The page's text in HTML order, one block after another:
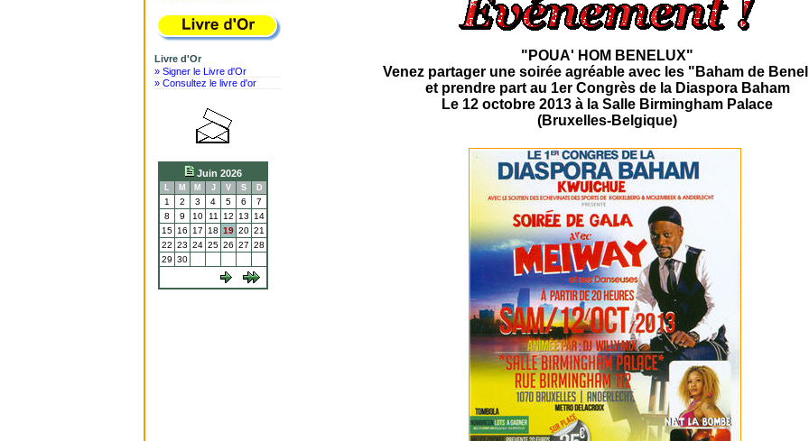
Livre d'Or
» Signer le Livre d'Or
» Consultez le livre d'or
Juin 2026
L M M J V S D
1 2 3 4 5 6
7
8
9 10 11 12 13
14
15 16 17 18 19 20 21
22 23 24 25 26 27 28
29 30
"POUA' HOM BENELUX"
Venez partager une soirée agréable avec les "Baham de
et prendre part au 1er Congrès de la Diaspora Baham
Le 12 octobre 2013 à la Salle Birmingham Palace
(Bruxelles-Belgique)